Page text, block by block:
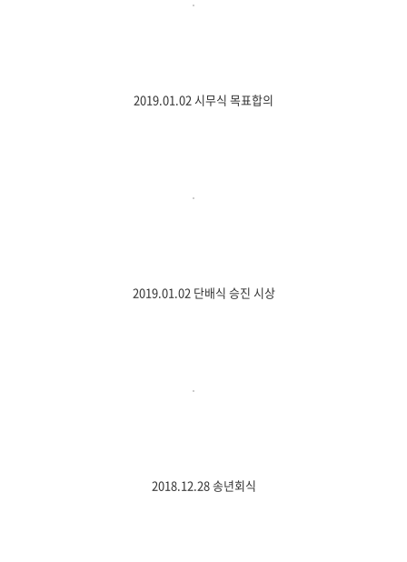
2019.01.02 시무식 목표합의
2019.01.02 단배식 승진 시상
2018.12.28 송년회식